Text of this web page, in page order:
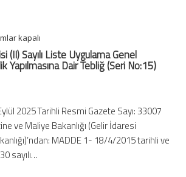
kapalı
(II) Sayılı Liste Uygulama Genel
Yapılmasına Dair Tebliğ (Seri No:15)
2025 Tarihli Resmi Gazete Sayı: 33007
ve Maliye Bakanlığı (Gelir İdaresi
MADDE 1- 18/4/2015 tarihli ve
sayılı…